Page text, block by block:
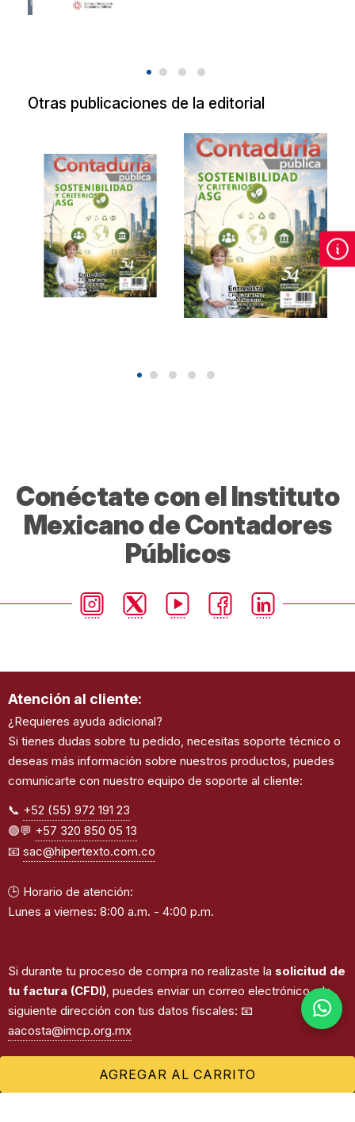
AGREGAR AL CARRITO
Otras publicaciones de la editorial
Revista de
Contaduría
Pública Agosto
2026.
Sostenibilidad y
criterios ASG.
2026
Revista de
Contaduría
Pública Agosto
2026
Sostenibilidad y
criterios ASG.
2026
$90.00
Conéctate con el Instituto
Mexicano de Contadores
Públicos
Atención al cliente:
¿Requieres ayuda adicional?
Si tienes dudas sobre tu pedido, necesitas soporte técnico o
deseas más información sobre nuestros productos, puedes
comunicarte con nuestro equipo de soporte al cliente:
📞 +52 (55) 972 191 23
🟢💬 +57 320 850 05 13
📧 sac@hipertexto.com.co
🕒 Horario de atención:
Lunes a viernes: 8:00 a.m. - 4:00 p.m.
Si durante tu proceso de compra no realizaste la solicitud de
tu factura (CFDI), puedes enviar un correo electrónico a la
siguiente dirección con tus datos fiscales: 📧
aacosta@imcp.org.mx
Instituto Mexicano de Contadores Públicos.